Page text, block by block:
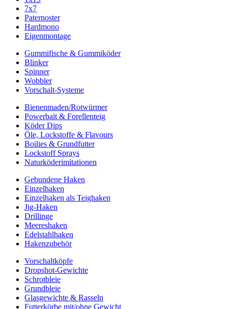
7x7
Paternoster
Hardmono
Eigenmontage
Gummifische & Gummiköder
Blinker
Spinner
Wobbler
Vorschalt-Systeme
Bienenmaden/Rotwürmer
Powerbait & Forellenteig
Köder Dips
Öle, Lockstoffe & Flavours
Boilies & Grundfutter
Lockstoff Sprays
Naturköderimitationen
Gebundene Haken
Einzelhaken
Einzelhaken als Teighaken
Jig-Haken
Drillinge
Meereshaken
Edelstahlhaken
Hakenzubehör
Vorschaltköpfe
Dropshot-Gewichte
Schrotbleie
Grundbleie
Glasgewichte & Rasseln
Futterkörbe mit/ohne Gewicht